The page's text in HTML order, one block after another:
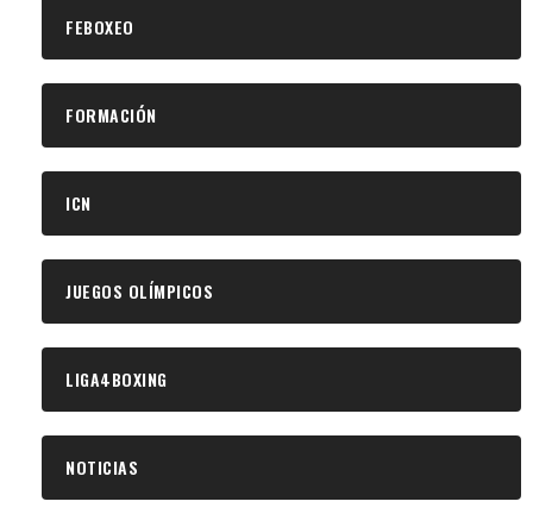
FEBOXEO
FORMACIÓN
ICN
JUEGOS OLÍMPICOS
LIGA4BOXING
NOTICIAS